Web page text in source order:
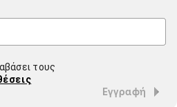
τους
Εγγραφή